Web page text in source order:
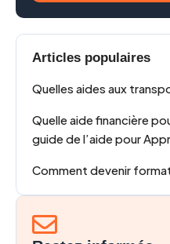
Articles populaires
Quelles aides aux
Quelle aide financière
guide de l’aide pour
Comment devenir